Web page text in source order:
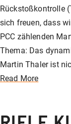
Rückstoßkontrolle
sich freuen, dass
PCC zählenden
Thema: Das
Martin Thaler ist
Read More